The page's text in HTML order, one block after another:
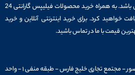
شخصی برقی با بهترین قیمت می باشد. به همراه خرید محصولات فیلیپس گارانتی 24
خواهید کرد. برای خرید اینترنتی آنلاین و خرید
قیمت با ما در تماس باشید.
خیابان ری - سه راه امین حضور - مجتمع تجاری خلیج فارس - طبقه منفی ۱ - واحد